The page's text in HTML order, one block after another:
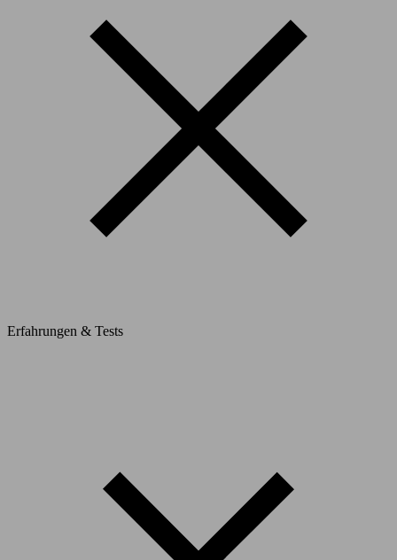
Erfahrungen & Tests